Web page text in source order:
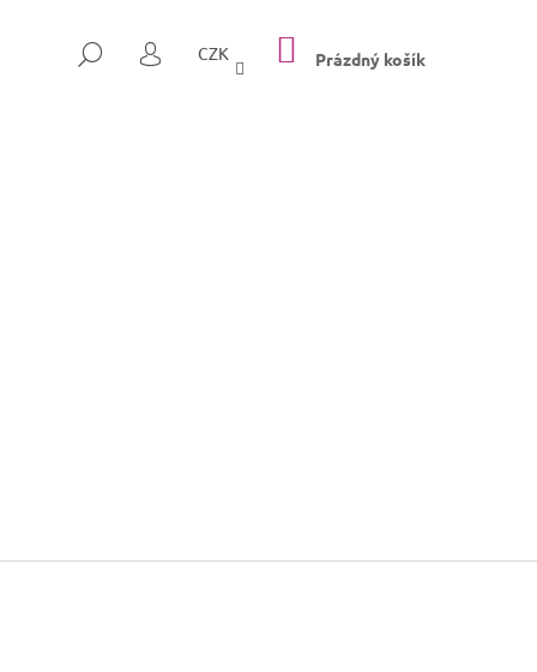
HLEDAT
PŘIHLÁŠENÍ
CZK NÁKUPNÍ
KOŠÍK
Prázdný košík